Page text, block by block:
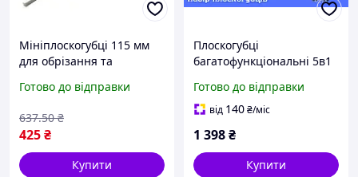
Мініплоскогубці 115 мм
для обрізання та
електриків і механіків
Готово до відправки
425₴
637.50 ₴
Купити
Плоскогубці
багатофункціональні 5в1
інструмент для майстра,
електрика, монтажу та
Готово до відправки
від 140₴/міс
1 398₴
Купити